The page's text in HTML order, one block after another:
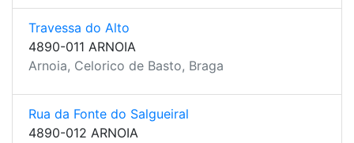
Travessa do Alto
4890-011 ARNOIA
Arnoia, Celorico de Basto, Braga
Rua da Fonte do Salgueiral
4890-012 ARNOIA